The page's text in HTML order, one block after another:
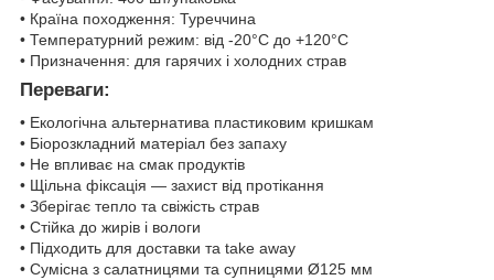
• Країна походження: Туреччина
• Температурний режим: від -20°C до +120°C
• Призначення: для гарячих і холодних страв
Переваги:
• Екологічна альтернатива пластиковим кришкам
• Біорозкладний матеріал без запаху
• Не впливає на смак продуктів
• Щільна фіксація — захист від протікання
• Зберігає тепло та свіжість страв
• Стійка до жирів і вологи
• Підходить для доставки та take away
• Сумісна з салатницями та супницями Ø125 мм